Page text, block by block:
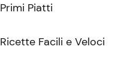
Primi Piatti
Ricette Facili e Veloci